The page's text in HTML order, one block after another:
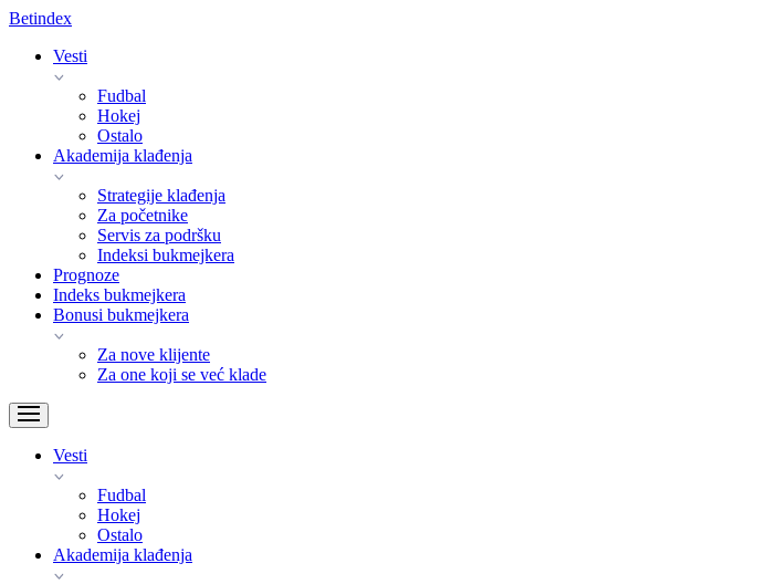
Betindex
Vesti
Fudbal
Hokej
Ostalo
Akademija klađenja
Strategije klađenja
Za početnike
Servis za podršku
Indeksi bukmejkera
Prognoze
Indeks bukmejkera
Bonusi bukmejkera
Za nove klijente
Za one koji se već klade
Vesti
Fudbal
Hokej
Ostalo
Akademija klađenja